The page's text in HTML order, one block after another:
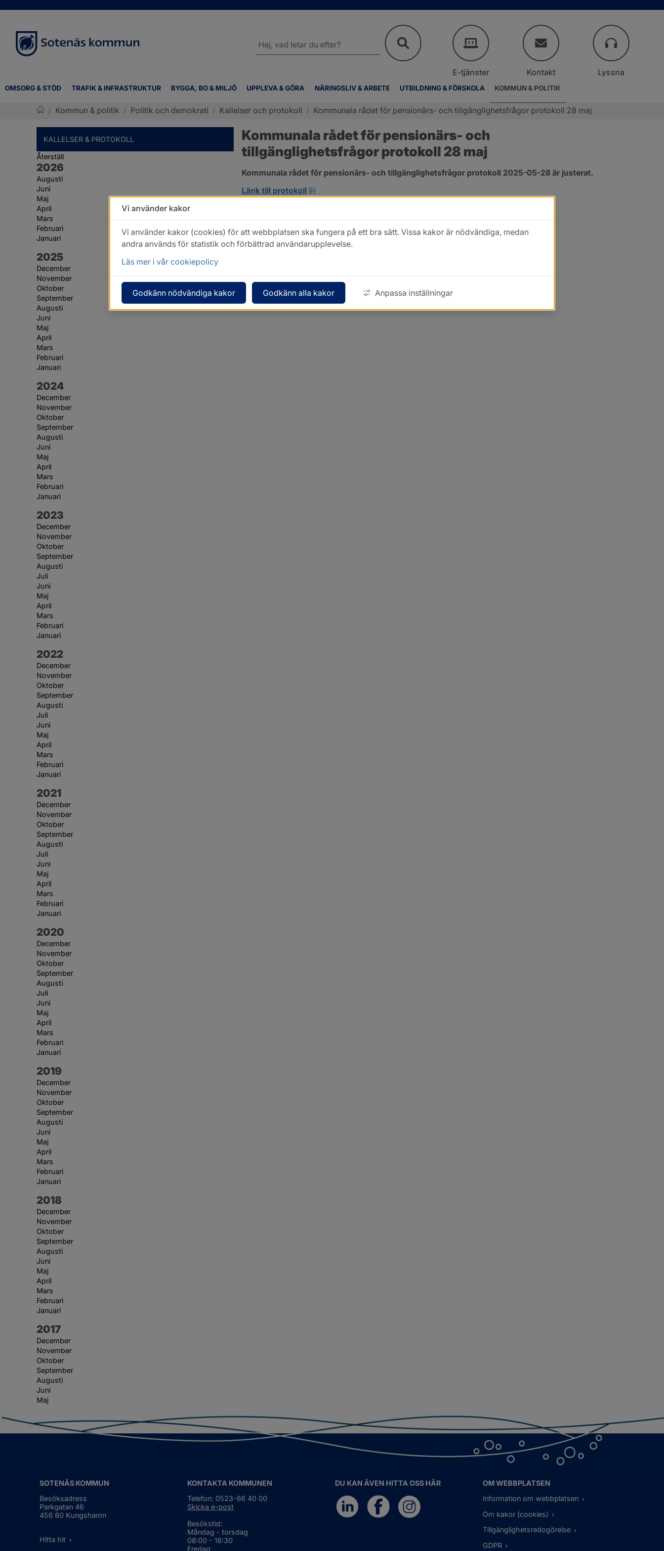
OMSORG & STÖD TRAFIK & INFRASTRUKTUR BYGGA, BO & MILJÖ UPPLEVA & GÖRA NÄRINGSLIV & ARBETE UTBILDNING & FÖRSKOLA KOMMUN & POLITIK
webbplatsen
E-tjänster Kontakt Lyssna
/ Kommun & politik / Politik och demokrati / Kallelser och protokoll / Kommunala rådet för pensionärs- och tillgänglighetsfrågor protokoll 28 maj
KALLELSER & PROTOKOLL
Återställ
År:
2026
Augusti
Juni
Maj
April
Mars
Februari
Januari
År:
2025
December
November
Oktober
September
Augusti
Juni
Maj
April
Mars
Februari
Januari
År:
2024
December
November
Oktober
September
Augusti
Juni
Maj
April
Mars
Februari
Januari
År:
2023
December
November
Oktober
September
Augusti
Juli
Juni
Maj
April
Mars
Februari
Januari
År:
2022
December
November
Oktober
September
Augusti
Juli
Juni
Maj
April
Mars
Februari
Januari
År:
2021
December
November
Oktober
September
Augusti
Juli
Juni
Maj
April
Mars
Februari
Januari
År:
2020
December
November
Oktober
September
Augusti
Juli
Juni
Maj
April
Mars
Februari
Januari
År:
2019
December
November
Oktober
September
Augusti
Juni
Maj
April
Mars
Februari
Januari
År:
2018
December
November
Oktober
September
Augusti
Juni
Maj
April
Mars
Februari
Januari
År:
2017
December
November
Oktober
September
Augusti
Juni
Maj
Kommunala rådet för pensionärs- och
tillgänglighetsfrågor protokoll 28 maj
Kommunala rådet för pensionärs- och tillgänglighetsfrågor protokoll 2025-05-28 är justerat.
Länk till protokoll
pdf, 265.1 kB, öppnas i nytt fönster.
SOTENÄS KOMMUN
Besöksadress
Parkgatan 46
456 80 Kungshamn
Hitta hit
KONTAKTA KOMMUNEN
Telefon: 0523-66 40 00
Skicka e-post
Besökstid:
Måndag - torsdag
08:00 - 16:30
Fredag
DU KAN ÄVEN HITTA OSS HÄR
OM WEBBPLATSEN
Information om webbplatsen
Om kakor (cookies)
Tillgänglighetsredogörelse
GDPR
Vi använder kakor
Vi använder kakor (cookies) för att webbplatsen ska fungera på ett bra sätt. Vissa kakor är nödvändiga, medan
andra används för statistik och förbättrad användarupplevelse.
Läs mer i vår cookiepolicy
Godkänn nödvändiga kakor Godkänn alla kakor Anpassa inställningar